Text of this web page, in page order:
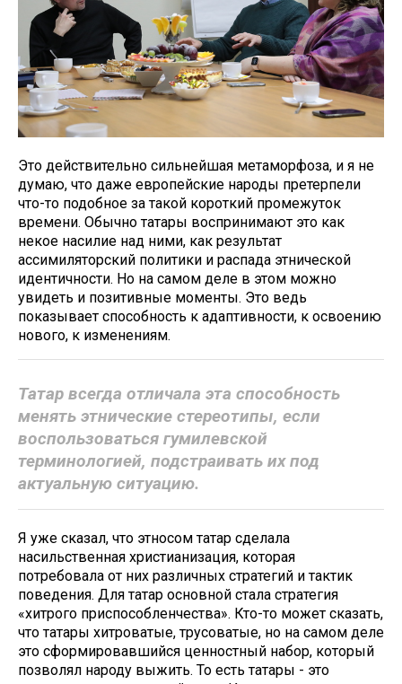
Это действительно сильнейшая метаморфоза, и я не
думаю, что даже европейские народы претерпели
что-то подобное за такой короткий промежуток
времени. Обычно татары воспринимают это как
некое насилие над ними, как результат
ассимиляторский политики и распада этнической
идентичности. Но на самом деле в этом можно
увидеть и позитивные моменты. Это ведь
показывает способность к адаптивности, к освоению
нового, к изменениям.
Татар всегда отличала эта способность
менять этнические стереотипы, если
воспользоваться гумилевской
терминологией, подстраивать их под
актуальную ситуацию.
Я уже сказал, что этносом татар сделала
насильственная христианизация, которая
потребовала от них различных стратегий и тактик
поведения. Для татар основной стала стратегия
«хитрого приспособленчества». Кто-то может сказать,
что татары хитроватые, трусоватые, но на самом деле
это сформировавшийся ценностный набор, который
позволял народу выжить. То есть татары - это